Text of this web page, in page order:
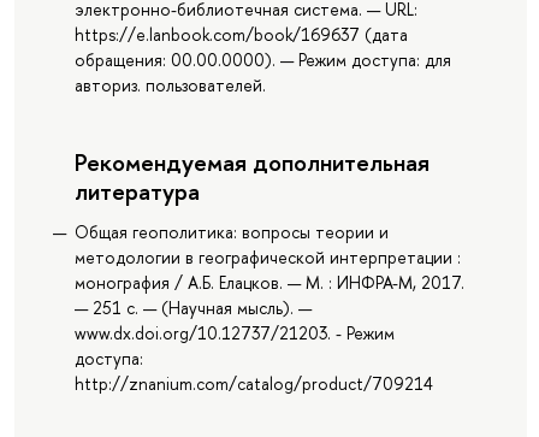
электронно-библиотечная система. — URL:
https://e.lanbook.com/book/169637 (дата
обращения: 00.00.0000). — Режим доступа: для
авториз. пользователей.
Рекомендуемая дополнительная
литература
Общая геополитика: вопросы теории и
методологии в географической интерпретации :
монография / А.Б. Елацков. — М. : ИНФРА-М, 2017.
— 251 с. — (Научная мысль). —
www.dx.doi.org/10.12737/21203. - Режим
доступа:
http://znanium.com/catalog/product/709214